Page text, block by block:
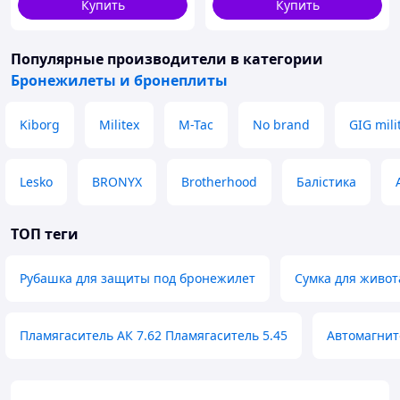
Купить
Купить
Популярные производители в категории
Бронежилеты и бронеплиты
Kiborg Militex M-Tac No brand GIG
Lesko BRONYX Brotherhood Балістика
ТОП теги
Рубашка для защиты под бронежилет Сумка для
Пламягаситель АК 7.62 Пламягаситель 5.45